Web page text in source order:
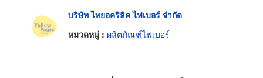
บริษัท ไทยอคริลิค ไฟเบอร์ จำกัด
หมวดหมู่ : ผลิตภัณฑ์ไฟเบอร์